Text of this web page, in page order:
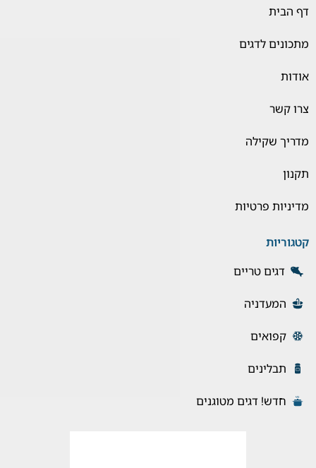
דף הבית
מתכונים לדגים
אודות
צרו קשר
מדריך שקילה
תקנון
מדיניות פרטיות
קטגוריות
דגים טריים
המעדניה
קפואים
תבלינים
חדש! דגים מטוגנים